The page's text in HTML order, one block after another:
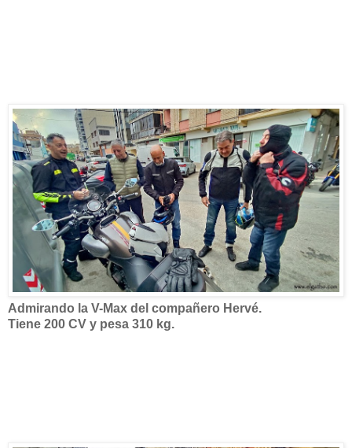
Admirando la V-Max del compañero Hervé.
Tiene 200 CV y pesa 310 kg.